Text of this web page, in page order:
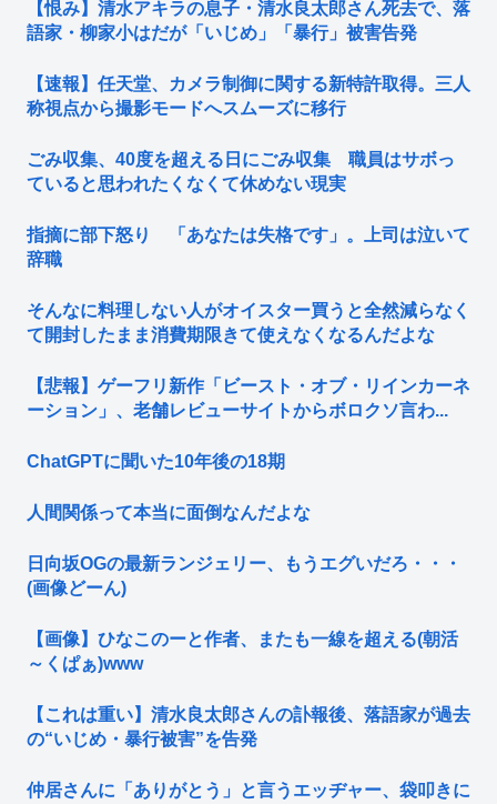
【恨み】清水アキラの息子・清水良太郎さん死去で、落
語家・柳家小はだが「いじめ」「暴行」被害告発
【速報】任天堂、カメラ制御に関する新特許取得。三人
称視点から撮影モードへスムーズに移行
ごみ収集、40度を超える日にごみ収集 職員はサボっ
ていると思われたくなくて休めない現実
指摘に部下怒り 「あなたは失格です」。上司は泣いて
辞職
そんなに料理しない人がオイスター買うと全然減らなく
て開封したまま消費期限きて使えなくなるんだよな
【悲報】ゲーフリ新作「ビースト・オブ・リインカーネ
ーション」、老舗レビューサイトからボロクソ言わ...
ChatGPTに聞いた10年後の18期
人間関係って本当に面倒なんだよな
日向坂OGの最新ランジェリー、もうエグいだろ・・・
(画像どーん)
【画像】ひなこのーと作者、またも一線を超える(朝活
～くぱぁ)www
【これは重い】清水良太郎さんの訃報後、落語家が過去
の“いじめ・暴行被害”を告発
仲居さんに「ありがとう」と言うエッヂャー、袋叩きに